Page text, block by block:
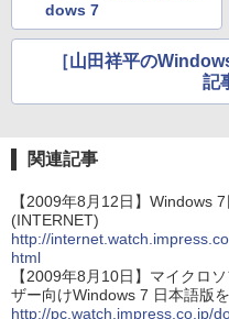
dows 7
［山田祥平の
記
関連記事
【2009年8月12日】Windows
(INTERNET)
http://
html
【2009年8月10日】マイクロ
ザー向けWindows 7 日本語版
http://pc.watch.impress.co.jp/